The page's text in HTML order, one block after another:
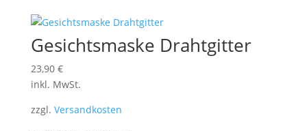
Gesichtsmaske Drahtgitter
23,90 €
inkl. MwSt.
zzgl. Versandkosten